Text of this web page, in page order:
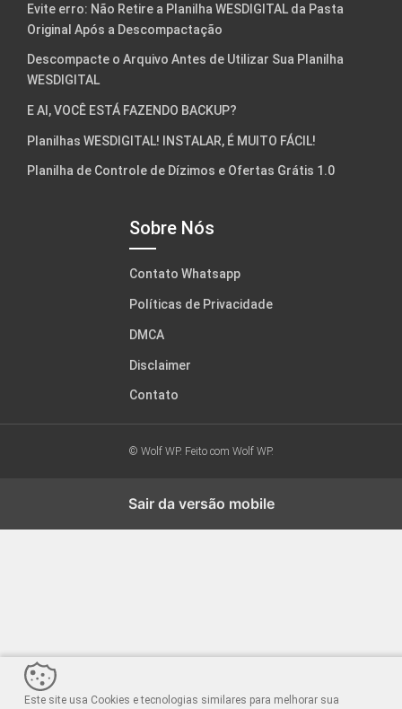
Evite erro: Não Retire a Planilha WESDIGITAL da Pasta
Original Após a Descompactação
Descompacte o Arquivo Antes de Utilizar Sua Planilha
WESDIGITAL
E AI, VOCÊ ESTÁ FAZENDO BACKUP?
Planilhas WESDIGITAL! INSTALAR, É MUITO FÁCIL!
Planilha de Controle de Dízimos e Ofertas Grátis 1.0
Sobre Nós
Contato Whatsapp
Políticas de Privacidade
DMCA
Disclaimer
Contato
© Wolf WP. Feito com Wolf WP.
Este site usa Cookies e tecnologias similares para melhorar sua
Sair da versão mobile